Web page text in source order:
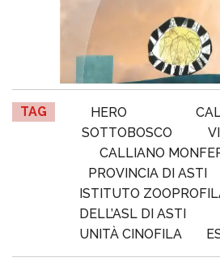
TAG HERO
SOTTOBOSCO
CALLIANO
PROVINCIA DI ASTI
ISTITUTO
DELL’ASL DI ASTI
UNITÀ CINOFILA